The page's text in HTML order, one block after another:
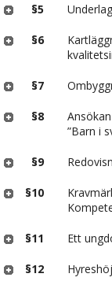
§5
§6
§7
§8
”Barn i
§9
§10
§11 Ett
§12